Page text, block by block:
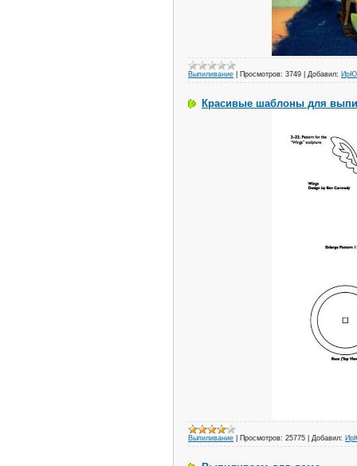
Выпиливание Просмотров: 3749 Добавил:
Красивые шаблоны для
Выпиливание Просмотров: 25775 Добавил: